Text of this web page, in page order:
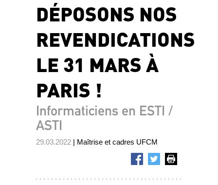
DÉPOSONS NOS
REVENDICATIONS
LE 31 MARS À
PARIS !
Informaticiens en ESTI /
ASTI
29.03.2022 | Maîtrise et cadres UFCM